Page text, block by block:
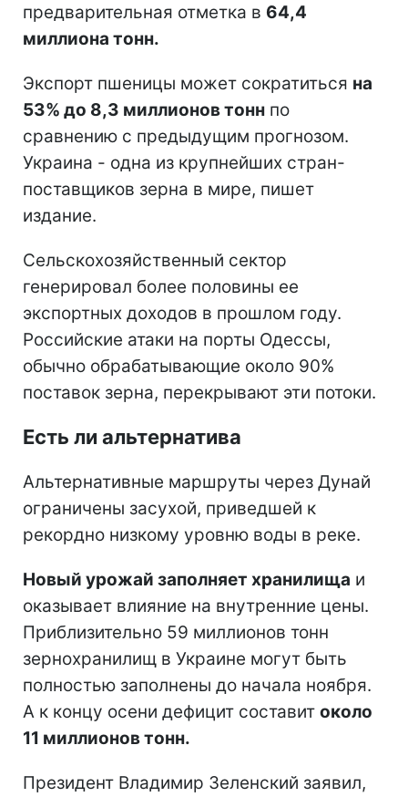
предварительная отметка в 64,4
миллиона тонн.
Экспорт пшеницы может сократиться на
53% до 8,3 миллионов тонн по
сравнению с предыдущим прогнозом.
Украина - одна из крупнейших стран-
поставщиков зерна в мире, пишет
издание.
Сельскохозяйственный сектор
генерировал более половины ее
экспортных доходов в прошлом году.
Российские атаки на порты Одессы,
обычно обрабатывающие около 90%
поставок зерна, перекрывают эти потоки.
Есть ли альтернатива
Альтернативные маршруты через Дунай
ограничены засухой, приведшей к
рекордно низкому уровню воды в реке.
Новый урожай заполняет хранилища и
оказывает влияние на внутренние цены.
Приблизительно 59 миллионов тонн
зернохранилищ в Украине могут быть
полностью заполнены до начала ноября.
А к концу осени дефицит составит около
11 миллионов тонн.
Президент Владимир Зеленский заявил,